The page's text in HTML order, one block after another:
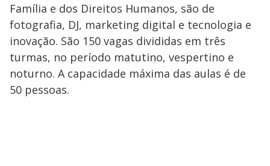
Família e dos Direitos Humanos, são de
fotografia, DJ, marketing digital e tecnologia e
inovação. São 150 vagas divididas em três
turmas, no período matutino, vespertino e
noturno. A capacidade máxima das aulas é de
50 pessoas.